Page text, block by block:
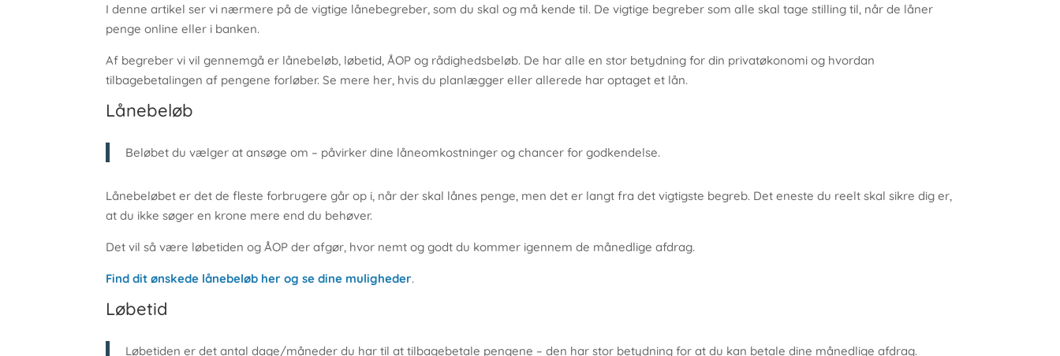
I denne artikel ser vi nærmere på de vigtige lånebegreber, som du skal og må kende til. De vigtige begreber som alle skal tage stilling til, når de låner
penge online eller i banken.
Af begreber vi vil gennemgå er lånebeløb, løbetid, ÅOP og rådighedsbeløb. De har alle en stor betydning for din privatøkonomi og hvordan
tilbagebetalingen af pengene forløber. Se mere her, hvis du planlægger eller allerede har optaget et lån.
Lånebeløb
Beløbet du vælger at ansøge om – påvirker dine låneomkostninger og chancer for godkendelse.
Lånebeløbet er det de fleste forbrugere går op i, når der skal lånes penge, men det er langt fra det vigtigste begreb. Det eneste du reelt skal sikre dig er,
at du ikke søger en krone mere end du behøver.
Det vil så være løbetiden og ÅOP der afgør, hvor nemt og godt du kommer igennem de månedlige afdrag.
Find dit ønskede lånebeløb her og se dine muligheder.
Løbetid
Løbetiden er det antal dage/måneder du har til at tilbagebetale pengene – den har stor betydning for at du kan betale dine månedlige afdrag.